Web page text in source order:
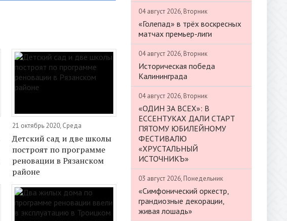
21 октябрь 2020, Среда
Детский сад и две школы
построят по программе
реновации в Рязанском
районе
04 август 2026, Вторник
«Голепад» в трёх воскресных
матчах премьер-лиги
04 август 2026, Вторник
Историческая победа
Калининграда
04 август 2026, Вторник
«ОДИН ЗА ВСЕХ»: В
ЕССЕНТУКАХ ДАЛИ СТАРТ
ПЯТОМУ ЮБИЛЕЙНОМУ
ФЕСТИВАЛЮ
«ХРУСТАЛЬНЫЙ
ИСТОЧНИКЪ»
03 август 2026, Понедельник
«Симфонический оркестр,
грандиозные декорации,
живая лошадь»